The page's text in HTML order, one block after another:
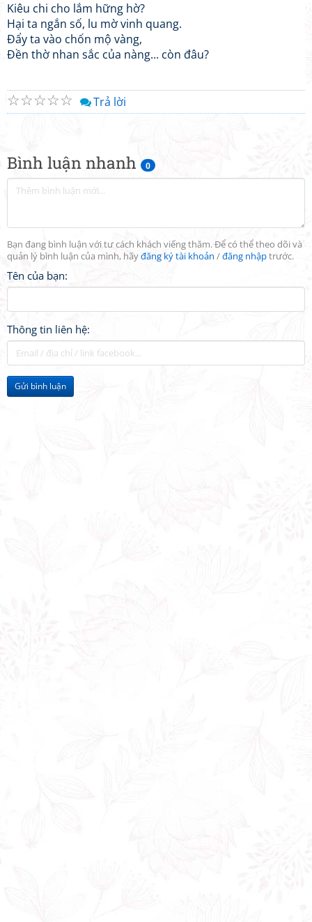
Bình luận nhanh 0
Bạn đang bình luận với tư cách khách viếng thăm. Để có thể theo dõi và
quản lý bình luận của mình, hãyđăng ký tài khoản /đăng nhậptrước.
Tên của bạn:
Thông tin liên hệ:
Gửi bình luận
Kiêu chi cho lắm hững hờ?
Hại ta ngắn số, lu mờ vinh quang.
Đẩy ta vào chốn mộ vàng,
Đền thờ nhan sắc của nàng... còn đâu?
☆
☆
☆
☆
☆ Trả lời